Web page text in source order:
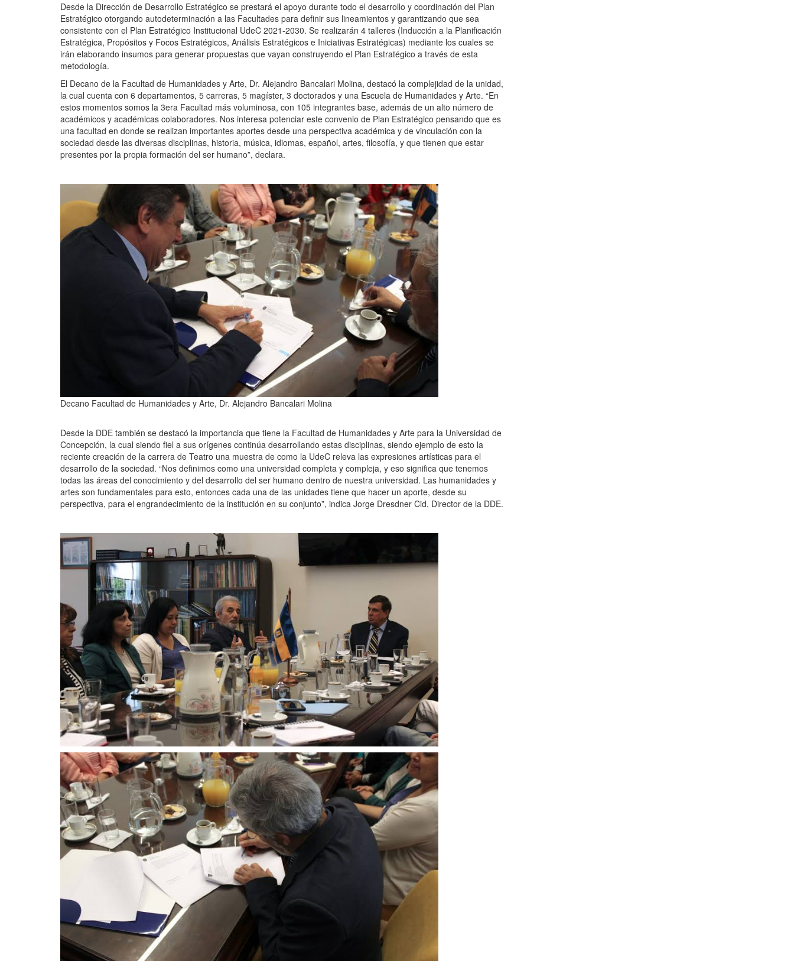
Desde la Dirección de Desarrollo Estratégico se prestará el apoyo durante todo el desarrollo y coordinación del Plan
Estratégico otorgando autodeterminación a las Facultades para definir sus lineamientos y garantizando que sea
consistente con el Plan Estratégico Institucional UdeC 2021-2030. Se realizarán 4 talleres (Inducción a la Planificación
Estratégica, Propósitos y Focos Estratégicos, Análisis Estratégicos e Iniciativas Estratégicas) mediante los cuales se
irán elaborando insumos para generar propuestas que vayan construyendo el Plan Estratégico a través de esta
metodología.
El Decano de la Facultad de Humanidades y Arte, Dr. Alejandro Bancalari Molina, destacó la complejidad de la unidad,
la cual cuenta con 6 departamentos, 5 carreras, 5 magíster, 3 doctorados y una Escuela de Humanidades y Arte. “En
estos momentos somos la 3era Facultad más voluminosa, con 105 integrantes base, además de un alto número de
académicos y académicas colaboradores. Nos interesa potenciar este convenio de Plan Estratégico pensando que es
una facultad en donde se realizan importantes aportes desde una perspectiva académica y de vinculación con la
sociedad desde las diversas disciplinas, historia, música, idiomas, español, artes, filosofía, y que tienen que estar
presentes por la propia formación del ser humano”, declara.
Decano Facultad de Humanidades y Arte, Dr. Alejandro Bancalari Molina
Desde la DDE también se destacó la importancia que tiene la Facultad de Humanidades y Arte para la Universidad de
Concepción, la cual siendo fiel a sus orígenes continúa desarrollando estas disciplinas, siendo ejemplo de esto la
reciente creación de la carrera de Teatro una muestra de como la UdeC releva las expresiones artísticas para el
desarrollo de la sociedad. “Nos definimos como una universidad completa y compleja, y eso significa que tenemos
todas las áreas del conocimiento y del desarrollo del ser humano dentro de nuestra universidad. Las humanidades y
artes son fundamentales para esto, entonces cada una de las unidades tiene que hacer un aporte, desde su
perspectiva, para el engrandecimiento de la institución en su conjunto”, indica Jorge Dresdner Cid, Director de la DDE.